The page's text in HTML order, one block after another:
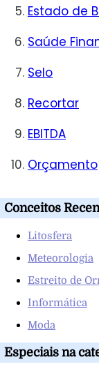
Estado de
Saúde
Selo
Recortar
EBITDA
Orçamento
Conceitos
Litosfera
Meteorologia
Estreito de
Informática
Moda
Especiais na